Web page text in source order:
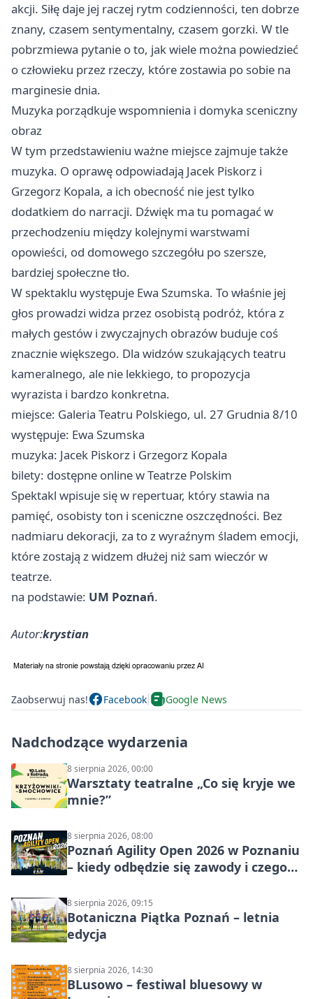
akcji. Siłę daje jej raczej rytm codzienności, ten dobrze
znany, czasem sentymentalny, czasem gorzki. W tle
pobrzmiewa pytanie o to, jak wiele można powiedzieć
o człowieku przez rzeczy, które zostawia po sobie na
marginesie dnia.
Muzyka porządkuje wspomnienia i domyka sceniczny
obraz
W tym przedstawieniu ważne miejsce zajmuje także
muzyka. O oprawę odpowiadają Jacek Piskorz i
Grzegorz Kopala, a ich obecność nie jest tylko
dodatkiem do narracji. Dźwięk ma tu pomagać w
przechodzeniu między kolejnymi warstwami
opowieści, od domowego szczegółu po szersze,
bardziej społeczne tło.
W spektaklu występuje Ewa Szumska. To właśnie jej
głos prowadzi widza przez osobistą podróż, która z
małych gestów i zwyczajnych obrazów buduje coś
znacznie większego. Dla widzów szukających teatru
kameralnego, ale nie lekkiego, to propozycja
wyrazista i bardzo konkretna.
miejsce: Galeria Teatru Polskiego, ul. 27 Grudnia 8/10
występuje: Ewa Szumska
muzyka: Jacek Piskorz i Grzegorz Kopala
bilety: dostępne online w Teatrze Polskim
Spektakl wpisuje się w repertuar, który stawia na
pamięć, osobisty ton i sceniczne oszczędności. Bez
nadmiaru dekoracji, za to z wyraźnym śladem emocji,
które zostają z widzem dłużej niż sam wieczór w
teatrze.
na podstawie: UM Poznań.
Autor:krystian
Zaobserwuj nas! Facebook Google News
Nadchodzące wydarzenia
8 sierpnia 2026, 00:00
Warsztaty teatralne „Co się kryje we
mnie?”
8 sierpnia 2026, 08:00
Poznań Agility Open 2026 w Poznaniu
– kiedy odbędzie się zawody i czego
8 sierpnia 2026, 09:15
Botaniczna Piątka Poznań – letnia
edycja
8 sierpnia 2026, 14:30
BLusowo – festiwal bluesowy w